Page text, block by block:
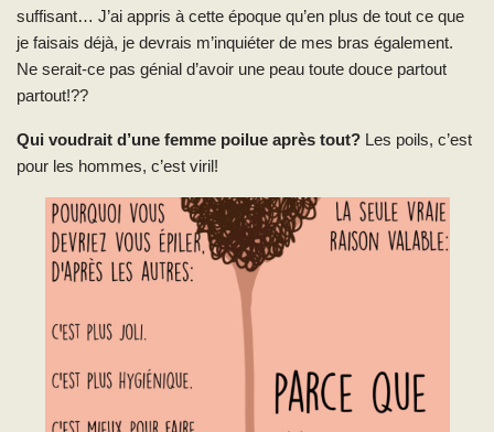
suffisant… J’ai appris à cette époque qu’en plus de tout ce que
je faisais déjà, je devrais m’inquiéter de mes bras également.
Ne serait-ce pas génial d’avoir une peau toute douce partout
partout!??
Qui voudrait d’une femme poilue après tout? Les poils, c’est
pour les hommes, c’est viril!